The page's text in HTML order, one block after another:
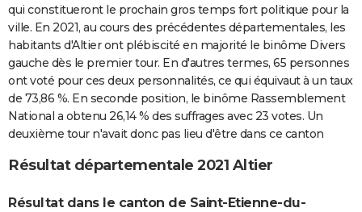
FORUM
Bricolage
Lifestyle
Culture
Sport
Auto
Television
Voyage
Cinema
qui constitueront le prochain gros temps fort politique pour la
ville. En 2021, au cours des précédentes départementales, les
habitants d'Altier ont plébiscité en majorité le binôme Divers
gauche dès le premier tour. En d'autres termes, 65 personnes
ont voté pour ces deux personnalités, ce qui équivaut à un taux
de 73,86 %. En seconde position, le binôme Rassemblement
National a obtenu 26,14 % des suffrages avec 23 votes. Un
deuxième tour n'avait donc pas lieu d'être dans ce canton
Résultat départementale 2021 Altier
Résultat dans le canton de Saint-Etienne-du-